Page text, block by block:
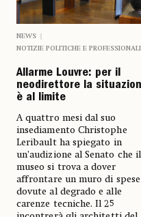
NEWS
NOTIZIE POLITICHE E PROFESSIONALI
Allarme Louvre: per il
neodirettore la
è al limite
A quattro mesi dal suo
insediamento Christophe
Leribault ha spiegato in
un’audizione al Senato che il
museo si trova a dover
affrontare un muro di spese
dovute al degrado e alle
carenze tecniche. Il 25